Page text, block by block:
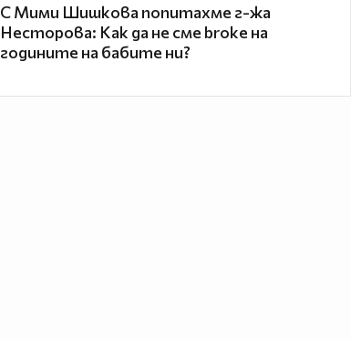
С Мими Шишкова попитахме г-жа
Несторова: Как да не сме broke на
годините на бабите ни?